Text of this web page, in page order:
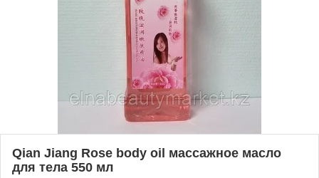
Qian Jiang Rose body oil массажное масло
для тела 550 мл